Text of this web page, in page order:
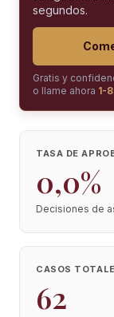
segundos.
Gratis y
o llame ahora 1-
TASA DE
0,0%
Decisiones de
CASOS
62